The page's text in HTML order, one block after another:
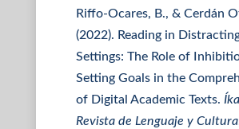
Riffo-Ocares, B., & Cerdán
(2022). Reading in
Settings: The Role of
Setting Goals in the
of Digital Academic Texts.
Revista de Lenguaje y Cultura